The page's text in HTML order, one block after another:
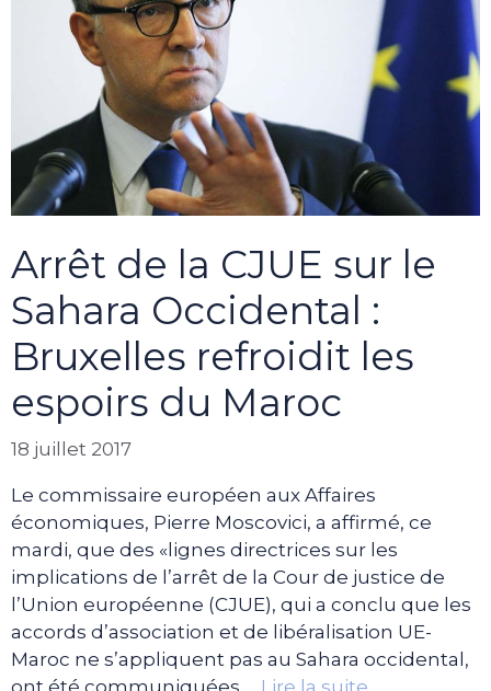
Arrêt de la CJUE sur le
Sahara Occidental :
Bruxelles refroidit les
espoirs du Maroc
18 juillet 2017
Le commissaire européen aux Affaires
économiques, Pierre Moscovici, a affirmé, ce
mardi, que des «lignes directrices sur les
implications de l’arrêt de la Cour de justice de
l’Union européenne (CJUE), qui a conclu que les
accords d’association et de libéralisation UE-
Maroc ne s’appliquent pas au Sahara occidental,
ont été communiquées … Lire la suite